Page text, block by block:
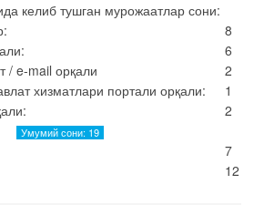
келиб тушган мурожаатлар сони:
8
6
/ e-mail орқали
2
хизматлари портали орқали:
1
2
Умумий сони: 19
7
12